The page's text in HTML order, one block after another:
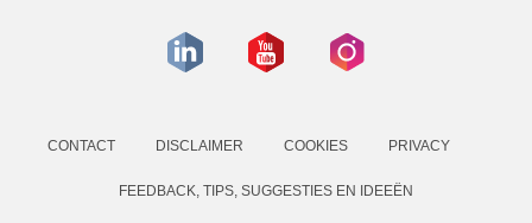
CONTACT DISCLAIMER COOKIES PRIVACY
FEEDBACK, TIPS, SUGGESTIES EN IDEEËN